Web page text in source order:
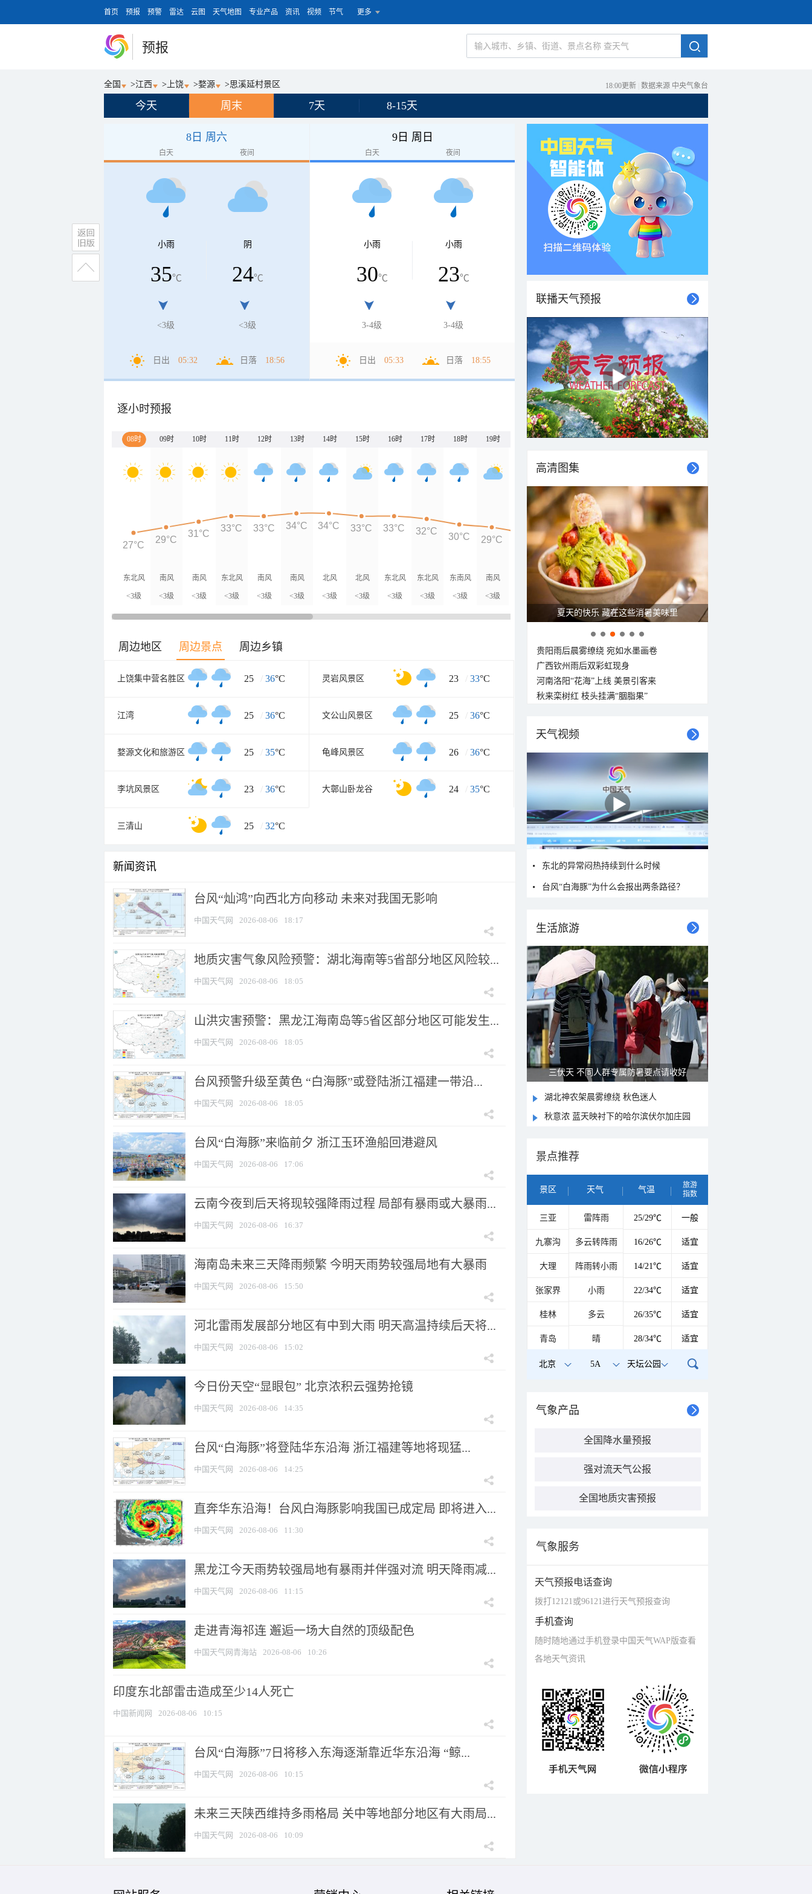
首页 预报 预警 雷达 云图 天气地图 专业产品 资讯 视频 节气 更多
预报
全国 >江西 > 上饶 >婺源 >思溪延村景区 18:00更新 数据来源 中央气象台
今天 周末 7天 8-15天
8日 周六
白天 夜间
小雨
35℃
<3级
阴
24℃
<3级
日出 05:32 日落 18:56
9日 周日
白天 夜间
小雨
30℃
3-4级
小雨
23℃
3-4级
日出 05:33 日落 18:55
逐小时预报
08时 09时 10时 11时 12时 13时 14时 15时 16时 17时 18时 19时 20时 21时 22时 23时 00时 01时
东北风
<3级
南风
<3级
南风
<3级
东北风
<3级
南风
<3级
南风
<3级
北风
<3级
北风
<3级
东北风
<3级
东北风
<3级
东南风
<3级
南风
<3级
南风
<3级
南风
<3级
北风
<3级
东南风
<3级
东南风
<3级
27°C
29°C
31°C
33°C 33°C 34°C 34°C 33°C 33°C 32°C
30°C 29°C
27°C 26°C 26°C 25°C
周边地区 周边景点 周边乡镇
上饶集中营名胜区 25 / 36°C 灵岩风景区 23 / 33°C
江湾 25 / 36°C 文公山风景区 25 / 36°C
婺源文化和旅游区 25 / 35°C 龟峰风景区 26 / 36°C
李坑风景区 23 / 36°C 大鄣山卧龙谷 24 / 35°C
三清山 25 / 32°C
新闻资讯
台风“灿鸿”向西北方向移动 未来对我国无影响
中国天气网 2026-08-06 18:17
地质灾害气象风险预警：湖北海南等5省部分地区风险较...
中国天气网 2026-08-06 18:05
山洪灾害预警：黑龙江海南岛等5省区部分地区可能发生...
中国天气网 2026-08-06 18:05
台风预警升级至黄色 “白海豚”或登陆浙江福建一带沿...
中国天气网 2026-08-06 18:05
台风“白海豚”来临前夕 浙江玉环渔船回港避风
中国天气网 2026-08-06 17:06
云南今夜到后天将现较强降雨过程 局部有暴雨或大暴雨...
中国天气网 2026-08-06 16:37
海南岛未来三天降雨频繁 今明天雨势较强局地有大暴雨
中国天气网 2026-08-06 15:50
河北雷雨发展部分地区有中到大雨 明天高温持续后天将...
中国天气网 2026-08-06 15:02
今日份天空“显眼包” 北京浓积云强势抢镜
中国天气网 2026-08-06 14:35
台风“白海豚”将登陆华东沿海 浙江福建等地将现猛...
中国天气网 2026-08-06 14:25
直奔华东沿海！台风白海豚影响我国已成定局 即将进入...
中国天气网 2026-08-06 11:30
黑龙江今天雨势较强局地有暴雨并伴强对流 明天降雨减...
中国天气网 2026-08-06 11:15
走进青海祁连 邂逅一场大自然的顶级配色
中国天气网青海站 2026-08-06 10:26
印度东北部雷击造成至少14人死亡
中国新闻网 2026-08-06 10:15
台风“白海豚”7日将移入东海逐渐靠近华东沿海 “鲸...
中国天气网 2026-08-06 10:15
未来三天陕西维持多雨格局 关中等地部分地区有大雨局...
中国天气网 2026-08-06 10:09
联播天气预报
高清图集
夏天的快乐 藏在这些消暑美味里
贵阳雨后晨雾缭绕 宛如水墨画卷
广西钦州雨后双彩虹现身
河南洛阳“花海”上线 美景引客来
秋来栾树红 枝头挂满“胭脂果”
天气视频
东北的异常闷热持续到什么时候
台风“白海豚”为什么会报出两条路径？
生活旅游
三伏天 不同人群专属防暑要点请收好
湖北神农架晨雾缭绕 秋色迷人
秋意浓 蓝天映衬下的哈尔滨伏尔加庄园
景点推荐
景区 天气 气温
旅游
指数
三亚 雷阵雨 25/29℃ 一般
九寨沟 多云转阵雨 16/26℃ 适宜
大理 阵雨转小雨 14/21℃ 适宜
张家界 小雨 22/34℃ 适宜
桂林 多云 26/35℃ 适宜
青岛 晴 28/34℃ 适宜
北京 5A 天坛公园
气象产品
全国降水量预报
强对流天气公报
全国地质灾害预报
气象服务
天气预报电话查询
拨打12121或96121进行天气预报查询
手机查询
随时随地通过手机登录中国天气WAP版查看
各地天气资讯